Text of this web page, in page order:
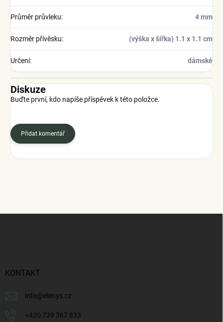
Průměr průvleku: 4 mm
Rozměr přívěsku: (výška x šířka) 1.1 x 1.1 cm
Určení: dámské
Diskuze
Buďte první, kdo napíše příspěvek k této položce.
Přidat komentář
KONTAKT
info@elenys.cz
+420 739 367 833